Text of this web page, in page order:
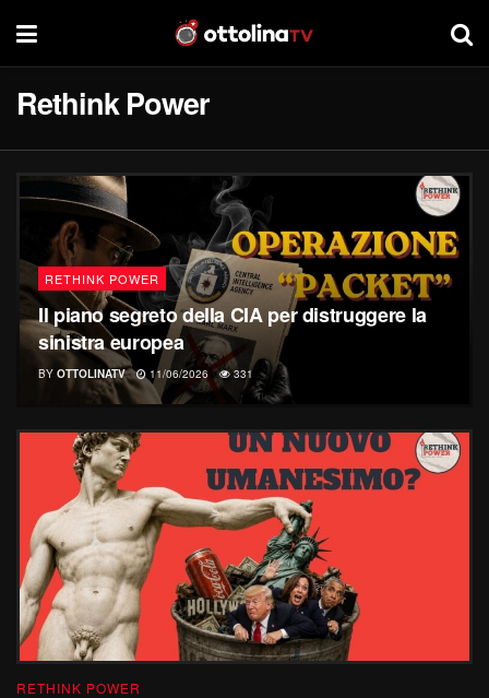
Rethink Power
RETHINK POWER
Il piano segreto della CIA per distruggere la
sinistra europea
BY OTTOLINATV 11/06/2026 331
RETHINK POWER